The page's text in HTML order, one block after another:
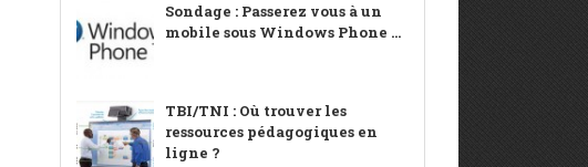
Sondage : Passerez vous à un
mobile sous Windows Phone ...
TBI/TNI : Où trouver les
ressources pédagogiques en
ligne ?